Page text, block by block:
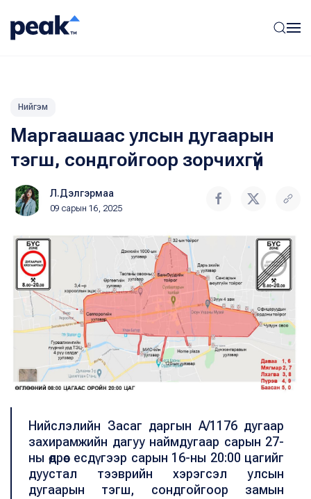
Нийгэм
Маргаашаас улсын дугаарын
тэгш, сондгойгоор зорчихгүй
Л.Дэлгэрмаа
09 сарын 16, 2025
Нийслэлийн Засаг даргын А/1176 дугаар
захирамжийн дагуу наймдугаар сарын 27-
ны өдрөөс есдүгээр сарын 16-ны 20:00 цагийг
дуустал тээврийн хэрэгсэл улсын
дугаарын тэгш, сондгойгоор замын